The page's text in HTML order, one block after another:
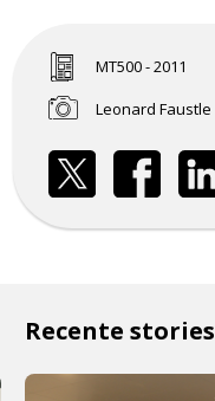
MT500 - 2011
Leonard Faustle
Recente stories